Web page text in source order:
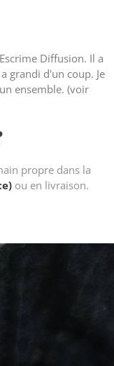
Diffusion. Il a
grandi d'un coup. Je
ensemble. (voir
propre dans la
ou en livraison.